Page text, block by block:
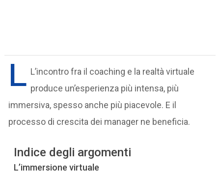
L L’incontro fra il coaching e la realtà virtuale
produce un’esperienza più intensa, più
immersiva, spesso anche più piacevole. E il
processo di crescita dei manager ne beneficia.
Indice degli argomenti
L’immersione virtuale